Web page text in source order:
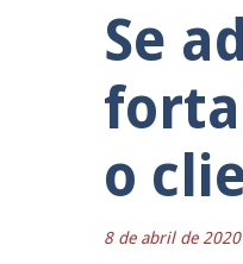
Se
o
8 de abril de 2020